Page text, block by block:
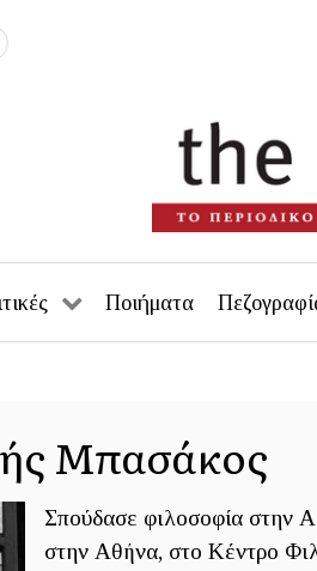
Ποιήματα
Μπασάκος
Σπούδασε φιλοσοφία στην
στην Αθήνα, στο Κέντρο